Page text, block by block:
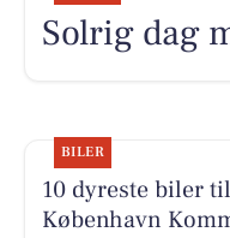
Solrig dag
BILER
10 dyreste biler
København